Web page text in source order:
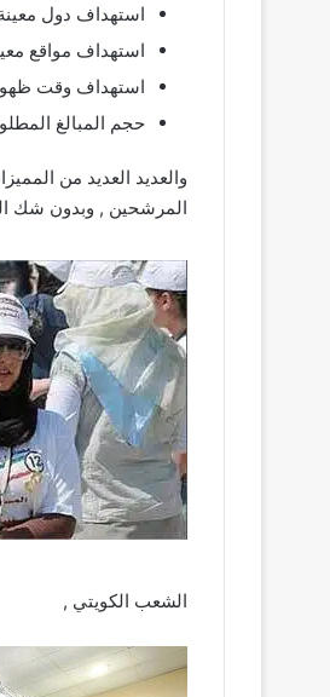
استهداف دول
استهداف مواقع
استهداف وقت ظهور
حجم المبالغ
والعديد العديد من
المرشحين , وبدون شك
الشعب الكويتي ,